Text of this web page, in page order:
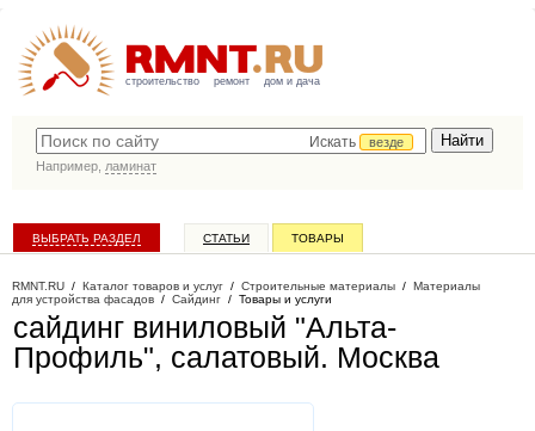
строительство ремонт дом и дача
Искать
везде
Например, ламинат
ВЫБРАТЬ РАЗДЕЛ СТАТЬИ ТОВАРЫ
RMNT.RU / Каталог товаров и услуг / Строительные материалы / Материалы
для устройства фасадов / Сайдинг / Товары и услуги
сайдинг виниловый "Альта-
Профиль", салатовый. Москва